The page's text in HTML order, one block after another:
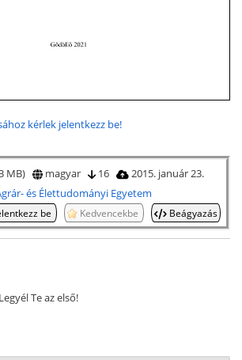
kérlek jelentkezz be!
MB) magyar 16
2015. január 23.
és Élettudományi Egyetem
be Kedvencekbe Beágyazás
Te az első!